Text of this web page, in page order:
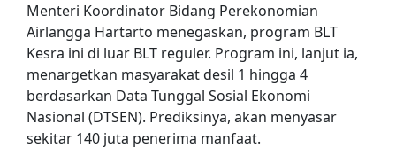
Menteri Koordinator Bidang Perekonomian
Airlangga Hartarto menegaskan, program BLT
Kesra ini di luar BLT reguler. Program ini, lanjut ia,
menargetkan masyarakat desil 1 hingga 4
berdasarkan Data Tunggal Sosial Ekonomi
Nasional (DTSEN). Prediksinya, akan menyasar
sekitar 140 juta penerima manfaat.